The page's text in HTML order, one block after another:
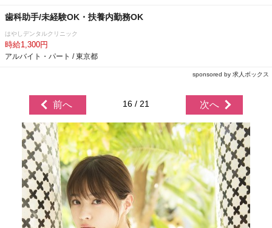
歯科助手/未経験OK・扶養内勤務OK
はやしデンタルクリニック
時給1,300円
アルバイト・パート / 東京都
sponsored by 求人ボックス
前へ 16 / 21 次へ